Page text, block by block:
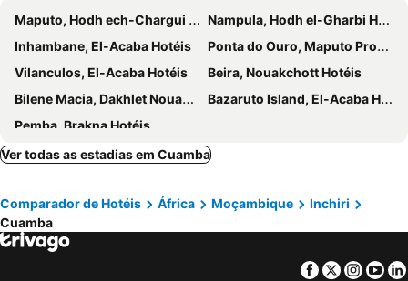
Maputo, Hodh ech-Chargui Hotéis
Nampula, Hodh el-Gharbi Hotéis
Inhambane, El-Acaba Hotéis
Ponta do Ouro, Maputo Province Hotéis
Vilanculos, El-Acaba Hotéis
Beira, Nouakchott Hotéis
Bilene Macia, Dakhlet Nouadhibou Hotéis
Bazaruto Island, El-Acaba Hotéis
Pemba, Brakna Hotéis
Ver todas as estadias em Cuamba
Comparador de Hotéis África Moçambique
Inchiri
Cuamba
Facebook
Twitter